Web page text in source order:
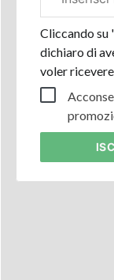
aziendale
Cliccando su
dichiaro di
voler